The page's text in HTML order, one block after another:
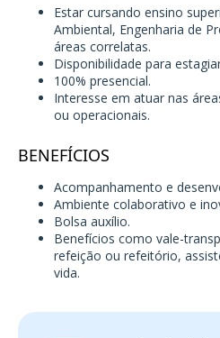
Estar cursando ensino
Ambiental, Engenharia de
áreas correlatas.
Disponibilidade para
100% presencial.
Interesse em atuar nas
ou operacionais.
BENEFÍCIOS
Acompanhamento e
Ambiente colaborativo e
Bolsa auxílio.
Benefícios como vale-
refeição ou refeitório,
vida.